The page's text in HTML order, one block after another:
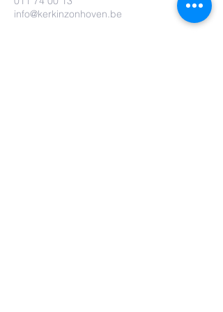
info@kerkinzonhoven.be